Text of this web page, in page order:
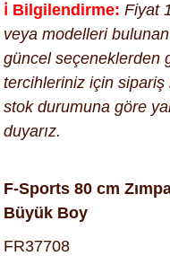
ℹ️ Bilgilendirme: Fiyat
veya modelleri
güncel seçeneklerden
tercihleriniz için sipariş
stok durumuna göre
duyarız.
F-Sports 80 cm
Büyük Boy
FR37708